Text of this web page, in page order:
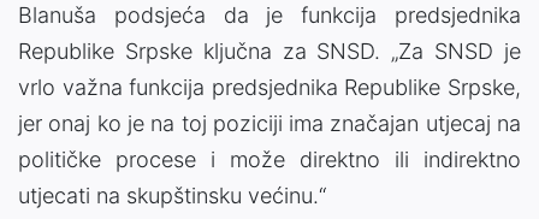
Blanuša podsjeća da je funkcija predsjednika
Republike Srpske ključna za SNSD. „Za SNSD je
vrlo važna funkcija predsjednika Republike Srpske,
jer onaj ko je na toj poziciji ima značajan utjecaj na
političke procese i može direktno ili indirektno
utjecati na skupštinsku većinu.“